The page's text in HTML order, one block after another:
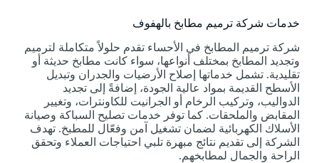
خدمات شركة ترميم مطابخ بالهفوف
شركة ترميم المطابخ في الأحساء تقدم حلولاً متكاملة لترميم
وتجديد المطابخ بمختلف أنواعها، سواء كانت مطابخ حديثة أو
تقليدية. تشمل خدماتها إصلاح الأرضيات والجدران وتبديل
الأسطح القديمة بمواد عالية الجودة، إضافةً إلى تجديد
الدواليب، وتركيب الرخام أو الجرانيت للكاونترات، وتغيير
المقابض والملحقات. كما توفر خدمات تصليح السباكة وصيانة
الأسلاك الكهربائية لضمان تشغيل آمن وفعّال للمطبخ. تهدف
الشركة إلى تقديم نتائج مبهرة تلبي احتياجات العملاء وتحقق
الراحة والجمال لمطابخهم.